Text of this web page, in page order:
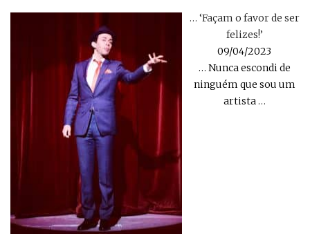
… ‘Façam o favor de ser
felizes!’
09/04/2023
… Nunca escondi de
ninguém que sou um
artista…